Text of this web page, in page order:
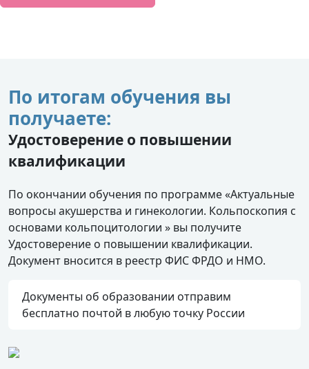
По итогам обучения вы
получаете:
Удостоверение о повышении
квалификации
По окончании обучения по программе «Актуальные
вопросы акушерства и гинекологии. Кольпоскопия с
основами кольпоцитологии » вы получите
Удостоверение о повышении квалификации.
Документ вносится в реестр ФИС ФРДО и НМО.
Документы об образовании отправим
бесплатно почтой в любую точку России